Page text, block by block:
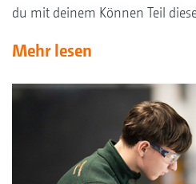
du mit deinem Können Teil
Mehr lesen